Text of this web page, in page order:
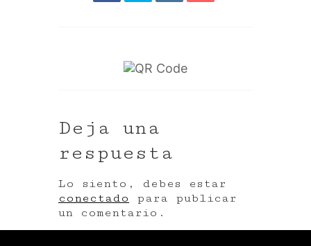
Deja una
respuesta
Lo siento, debes estar
conectado para publicar
un comentario.